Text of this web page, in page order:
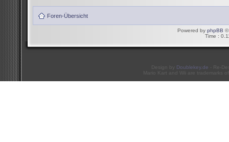
Foren-Übersicht
Powered by phpBB ©
Time :
Design by Doublekey.de - Re-
Mario Kart and Wii are trademarks